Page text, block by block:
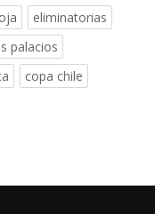
eliminatorias
palacios
copa chile